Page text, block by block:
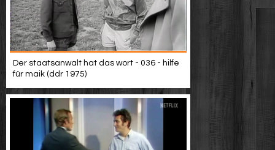
Der staatsanwalt hat das wort - 036 - hilfe
für maik (ddr 1975)